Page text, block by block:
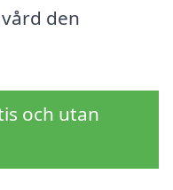
den
och utan